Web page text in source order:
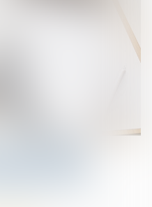
d'une
des